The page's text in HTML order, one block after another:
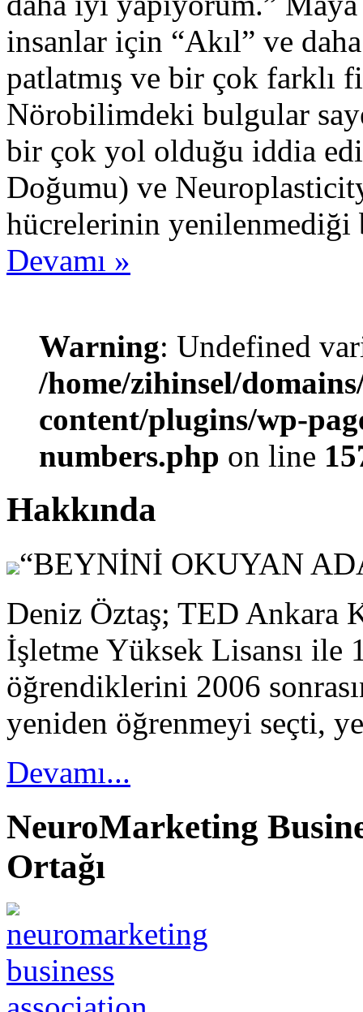
insanlar için “Akıl” ve
patlatmış ve bir çok farklı
Nörobilimdeki bulgular
bir çok yol olduğu iddia
Doğumu) ve
hücrelerinin
Devamı »
Warning: Undefined
/home/zihinsel/
content/plugins/wp-
numbers.php on line
Hakkında
“BEYNİNİ OKUYAN
Deniz Öztaş; TED
İşletme Yüksek Lisansı ile
öğrendiklerini 2006
yeniden öğrenmeyi seçti,
Devamı...
NeuroMarketing
Ortağı